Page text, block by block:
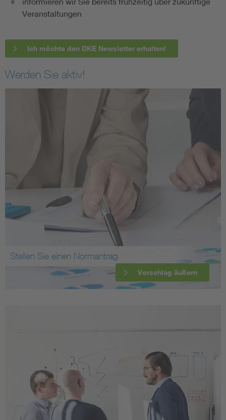
Veranstaltungen
Ich möchte den DKE Newsletter erhalten!
Werden Sie aktiv!
Stellen Sie einen Normantrag
Vorschlag äußern